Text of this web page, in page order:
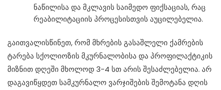
ნაწილისა და მკლავის საიმედო ფიქსაციას, რაც
რეაბილიტაციის პროცესისთვის აუცილებელია.
გაითვალისწინეთ, რომ მხრების გასაშლელი ქამრების
ტარება სქოლიოზის მკურნალობისა და პროფილაქტიკის
მიზნით დღეში მხოლოდ 3-4 სთ არის შესაძლებელია. არ
დაგავიწყდეთ სამკურნალო ვარჯიშების შემოტანა დღის